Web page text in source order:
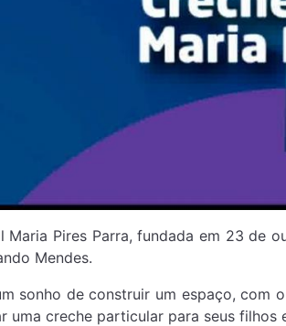
Pires Parra, fundada em 23 de
Mendes.
de construir um espaço, com
uma creche particular para seus filhos